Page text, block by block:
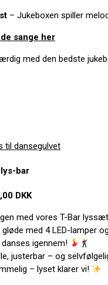
– Jukeboxen spiller
sange her
med den bedste
bar
DKK
med vores T-Bar
gløde med 4 LED-lamper
igennem!
justerbar – og
– lyset klarer vi!